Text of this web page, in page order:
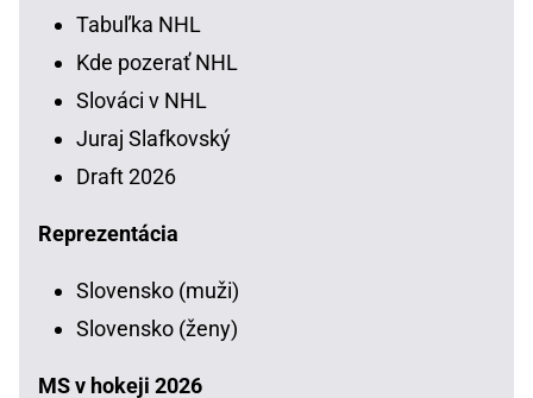
Tabuľka NHL
Kde pozerať NHL
Slováci v NHL
Juraj Slafkovský
Draft 2026
Reprezentácia
Slovensko (muži)
Slovensko (ženy)
MS v hokeji 2026